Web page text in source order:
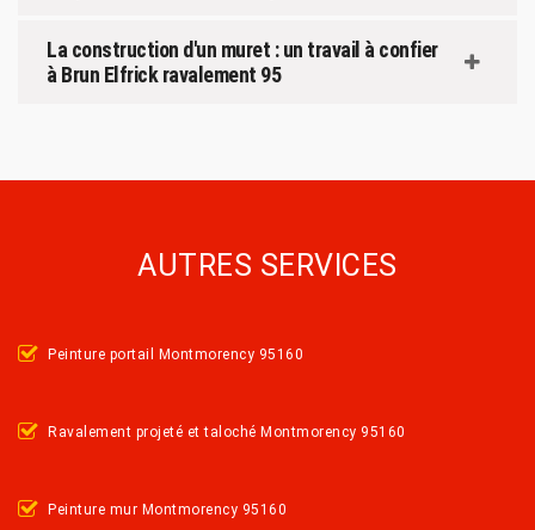
La construction d'un muret : un travail à confier
à Brun Elfrick ravalement 95
AUTRES SERVICES
Peinture portail Montmorency 95160
Ravalement projeté et taloché Montmorency 95160
Peinture mur Montmorency 95160